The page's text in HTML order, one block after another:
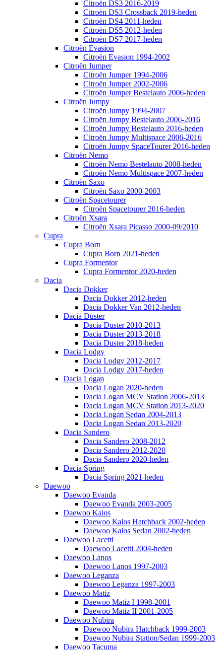
Citroën DS3 2016-2019
Citroën DS3 Crossback 2019-heden
Citroën DS4 2011-heden
Citroën DS5 2012-heden
Citroën DS7 2017-heden
Citroën Evasion
Citroën Evasion 1994-2002
Citroën Jumper
Citroën Jumper 1994-2006
Citroën Jumper 2002-2006
Citroën Jumper Bestelauto 2006-heden
Citroën Jumpy
Citroën Jumpy 1994-2007
Citroën Jumpy Bestelauto 2006-2016
Citroën Jumpy Bestelauto 2016-heden
Citroën Jumpy Multispace 2006-2016
Citroën Jumpy SpaceTourer 2016-heden
Citroën Nemo
Citroën Nemo Bestelauto 2008-heden
Citroën Nemo Multispace 2007-heden
Citroën Saxo
Citroën Saxo 2000-2003
Citroën Spacetourer
Citroën Spacetourer 2016-heden
Citroën Xsara
Citroën Xsara Picasso 2000-09/2010
Cupra
Cupra Born
Cupra Born 2021-heden
Cupra Formentor
Cupra Formentor 2020-heden
Dacia
Dacia Dokker
Dacia Dokker 2012-heden
Dacia Dokker Van 2012-heden
Dacia Duster
Dacia Duster 2010-2013
Dacia Duster 2013-2018
Dacia Duster 2018-heden
Dacia Lodgy
Dacia Lodgy 2012-2017
Dacia Lodgy 2017-heden
Dacia Logan
Dacia Logan 2020-heden
Dacia Logan MCV Station 2006-2013
Dacia Logan MCV Station 2013-2020
Dacia Logan Sedan 2004-2013
Dacia Logan Sedan 2013-2020
Dacia Sandero
Dacia Sandero 2008-2012
Dacia Sandero 2012-2020
Dacia Sandero 2020-heden
Dacia Spring
Dacia Spring 2021-heden
Daewoo
Daewoo Evanda
Daewoo Evanda 2003-2005
Daewoo Kalos
Daewoo Kalos Hatchback 2002-heden
Daewoo Kalos Sedan 2002-heden
Daewoo Lacetti
Daewoo Lacetti 2004-heden
Daewoo Lanos
Daewoo Lanos 1997-2003
Daewoo Leganza
Daewoo Leganza 1997-2003
Daewoo Matiz
Daewoo Matiz I 1998-2001
Daewoo Matiz II 2001-2005
Daewoo Nubira
Daewoo Nubira Hatchback 1999-2003
Daewoo Nubira Station/Sedan 1999-2003
Daewoo Tacuma